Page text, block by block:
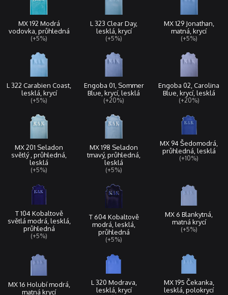
MX 192 Modrá
vodovka, průhledná
(+5%)
L 323 Clear Day,
lesklá, krycí
(+5%)
MX 129 Jonathan,
matná, krycí
(+5%)
L 322 Carabien Coast,
lesklá, krycí
(+5%)
Engoba 01, Sommer
Blue, krycí, lesklá
(+20%)
Engoba 02, Carolina
Blue, krycí, lesklá
(+20%)
MX 201 Seladon
světlý , průhledná,
lesklá
(+5%)
MX 198 Seladon
tmavý, průhledná,
lesklá
(+5%)
MX 94 Šedomodrá,
průhledná, lesklá
(+10%)
T 104 Kobaltově
světlá modrá, lesklá,
průhledná
(+5%)
T 604 Kobaltově
modrá, lesklá,
průhledná
(+5%)
MX 6 Blankytná,
matná krycí
(+5%)
MX 16 Holubí modrá,
matná krycí
L 320 Modrava,
lesklá, krycí
MX 195 Čekanka,
lesklá, polokrycí